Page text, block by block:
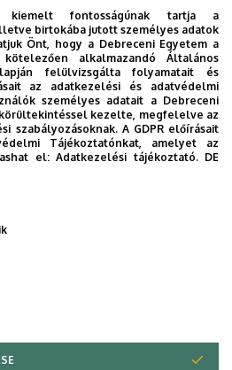
Egyetem
kiemelt fontosságúnak tartja a
birtokába jutott személyes adatok
Önt, hogy a Debreceni Egyetem a
alkalmazandó Általános
felülvizsgálta folyamatait és
az adatkezelési és adatvédelmi
személyes adatait a Debreceni
kezelte, megfelelve az
szabályozásoknak. A GDPR előírásait
Tájékoztatónkat, amelyet az
el:Adatkezelési tájékoztató. DE